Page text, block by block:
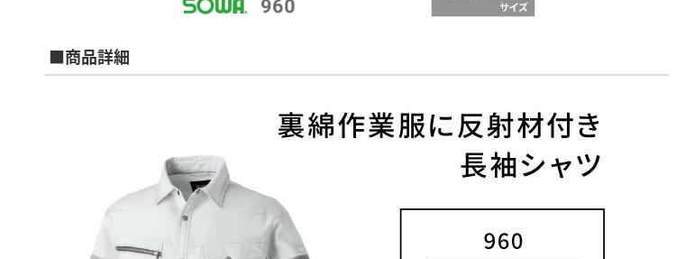
■商品詳細